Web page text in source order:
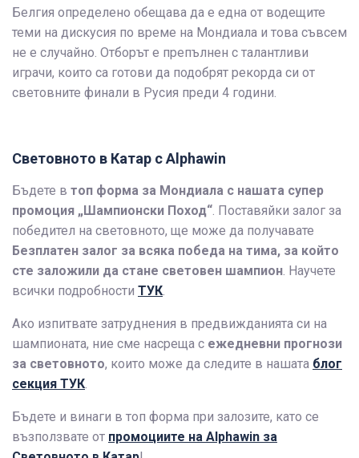
Белгия определено обещава да е една от водещите
теми на дискусия по време на Мондиала и това съвсем
не е случайно. Отборът е препълнен с талантливи
играчи, които са готови да подобрят рекорда си от
световните финали в Русия преди 4 години.
Световното в Катар с Alphawin
Бъдете в топ форма за Мондиала с нашата супер
промоция „Шампионски Поход“ . Поставяйки залог за
победител на световното, ще може да получавате
Безплатен залог за всяка победа на тима, за който
сте заложили да стане световен шампион . Научете
всички подробности ТУК
Ако изпитвате затруднения в предвижданията си на
шампионата, ние сме насреща с ежедневни прогнози
за световното, които може да следите в нашата блог
секция ТУК
Бъдете и винаги в топ форма при залозите, като се
възползвате от промоциите на Alphawin за